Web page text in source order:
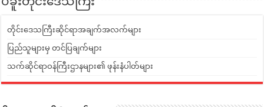
ပဲခူးတိုင်းဒေသကြီး
တိုင်းဒေသကြီးဆိုင်ရာအချက်အလက်များ
ပြည်သူများမှ တင်ပြချက်များ
သက်ဆိုင်ရာဝန်ကြီးဌာနများ၏ ဖုန်းနံပါတ်များ